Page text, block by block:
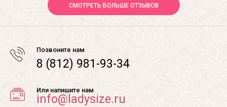
СМОТРЕТЬ БОЛЬШЕ ОТЗЫВОВ
Позвоните нам
8 (812) 981-93-34
Или напишите нам
info@ladysize.ru